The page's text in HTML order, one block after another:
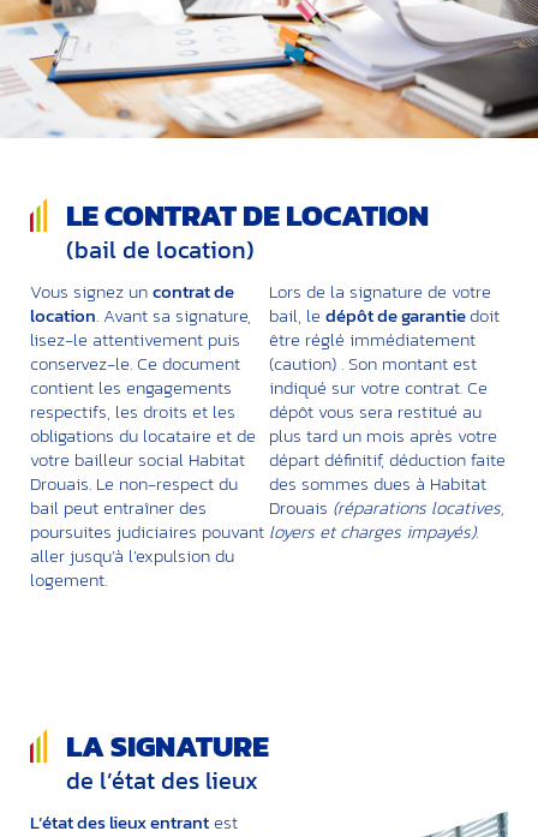
LE CONTRAT DE LOCATION
(bail de location)
Vous signez uncontrat de
location. Avant sa signature,
lisez-le attentivement puis
conservez-le. Ce document
contient les engagements
respectifs, les droits et les
obligations du locataire et de
votre bailleur social Habitat
Drouais. Le non-respect du
bail peut entraîner des
poursuites judiciaires pouvant
aller jusqu’à l’expulsion du
logement.
Lors de la signature de votre
bail, le dépôt de garantiedoit
être réglé immédiatement
(caution) . Son montant est
indiqué sur votre contrat. Ce
dépôt vous sera restitué au
plus tard un mois après votre
départ définitif, déduction faite
des sommes dues à Habitat
Drouais (réparations locatives,
loyers et charges impayés).
LA SIGNATURE
de l’état des lieux
L’état des lieux entrantest